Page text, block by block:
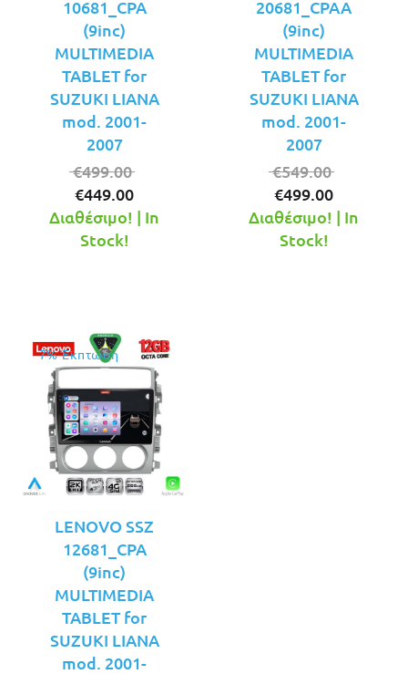
10681_CPA
(9inc)
MULTIMEDIA
TABLET for
SUZUKI LIANA
mod. 2001-
2007
€499.00
was:
€449.00
τρέχουσα
Διαθέσιμο! | In
Stock!
20681_CPAA
(9inc)
MULTIMEDIA
TABLET for
SUZUKI LIANA
mod. 2001-
2007
€549.00
was:
€499.00
τρέχουσα
Διαθέσιμο! | In
Stock!
7% Έκπτωση
LENOVO SSZ
12681_CPA
(9inc)
MULTIMEDIA
TABLET for
SUZUKI LIANA
mod. 2001-